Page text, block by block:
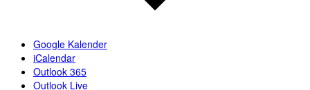
Google Kalender
iCalendar
Outlook 365
Outlook Live